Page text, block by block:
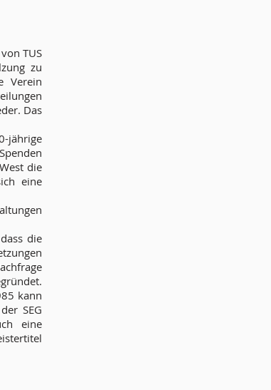
TUS
zu
Verein
Das
jährige
die
eine
die
kann
SEG
eine